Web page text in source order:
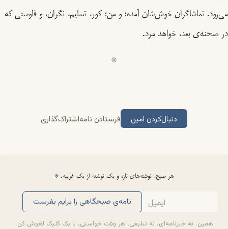
می‌رود. تماشاگران خوش‌شان آمده؛ و من؛ کور، تسلیم، نگران، و فاوستی که
در صحنه‌ی بعد، خواهد مرد.
دنبال‌کردن امین فرستادن نامهاشتراک‌گذاری
هر صبح، نوشته‌های تازه و یک نوشته از یک غریبه. ※
نامه‌ی صبحگاهی را برایم بفرست
همین. نه خبرنامه‌ای، نه تبلیغی. هر وقت خواستی، با یک کلیک لغوش کن.